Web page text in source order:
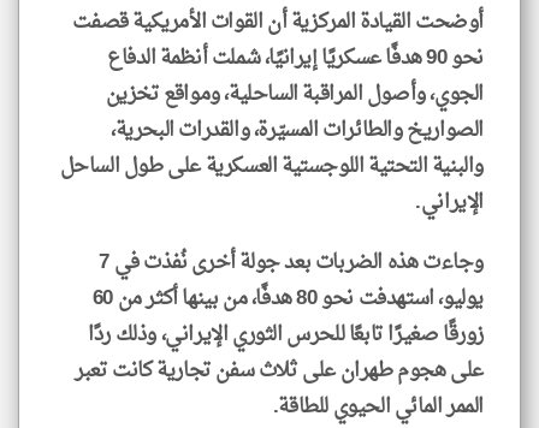
أوضحت القيادة المركزية أن القوات الأمريكية قصفت
نحو 90 هدفًا عسكريًا إيرانيًا، شملت أنظمة الدفاع
الجوي، وأصول المراقبة الساحلية، ومواقع تخزين
الصواريخ والطائرات المسيّرة، والقدرات البحرية،
والبنية التحتية اللوجستية العسكرية على طول الساحل
الإيراني.
وجاءت هذه الضربات بعد جولة أخرى نُفذت في 7
يوليو، استهدفت نحو 80 هدفًا، من بينها أكثر من 60
زورقًا صغيرًا تابعًا للحرس الثوري الإيراني، وذلك ردًا
على هجوم طهران على ثلاث سفن تجارية كانت تعبر
الممر المائي الحيوي للطاقة.